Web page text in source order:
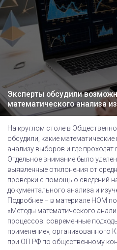
Эксперты обсудили
математического анализа
На круглом столе в
обсудили, какие
анализу выборов и где
Отдельное внимание было
выявленные отклонения от
проверки с помощью сведений
документального анализа и
Подробнее – в материале НОМ
«Методы математического
процессов: современные
применение»,
при ОП РФ по общественному